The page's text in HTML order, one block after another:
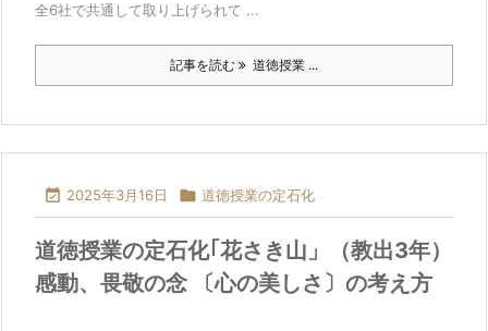
全6社で共通して取り上げられて ...
記事を読む 道徳授業 ...
 2025年3月16日  道徳授業の定石化
道徳授業の定石化｢花さき山」（教出3年）
感動、畏敬の念 〔心の美しさ〕の考え方